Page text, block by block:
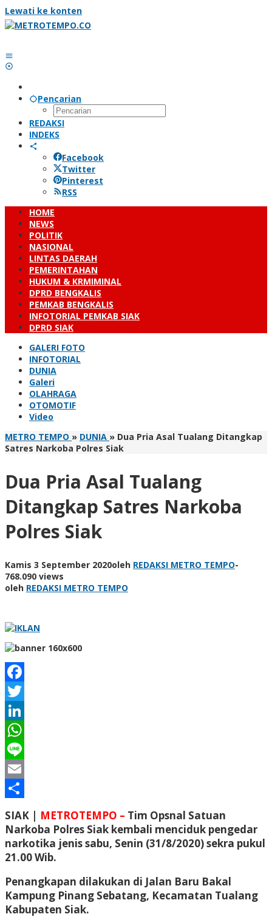
Lewati ke konten
Pencarian
REDAKSI
INDEKS
Facebook
Twitter
Pinterest
RSS
HOME
NEWS
POLITIK
NASIONAL
LINTAS DAERAH
PEMERINTAHAN
HUKUM & KRMIMINAL
DPRD BENGKALIS
PEMKAB BENGKALIS
INFOTORIAL PEMKAB SIAK
DPRD SIAK
GALERI FOTO
INFOTORIAL
DUNIA
Galeri
OLAHRAGA
OTOMOTIF
Video
METRO TEMPO » DUNIA » Dua Pria Asal Tualang Ditangkap
Satres Narkoba Polres Siak
Dua Pria Asal Tualang
Ditangkap Satres Narkoba
Polres Siak
Kamis 3 September 2020oleh REDAKSI METRO TEMPO-
768.090 views
oleh REDAKSI METRO TEMPO
Facebook
Twitter
LinkedIn
WhatsApp
Line
Email
Share
SIAK | METROTEMPO – Tim Opsnal Satuan
Narkoba Polres Siak kembali menciduk pengedar
narkotika jenis sabu, Senin (31/8/2020) sekra pukul
21.00 Wib.
Penangkapan dilakukan di Jalan Baru Bakal
Kampung Pinang Sebatang, Kecamatan Tualang
Kabupaten Siak.